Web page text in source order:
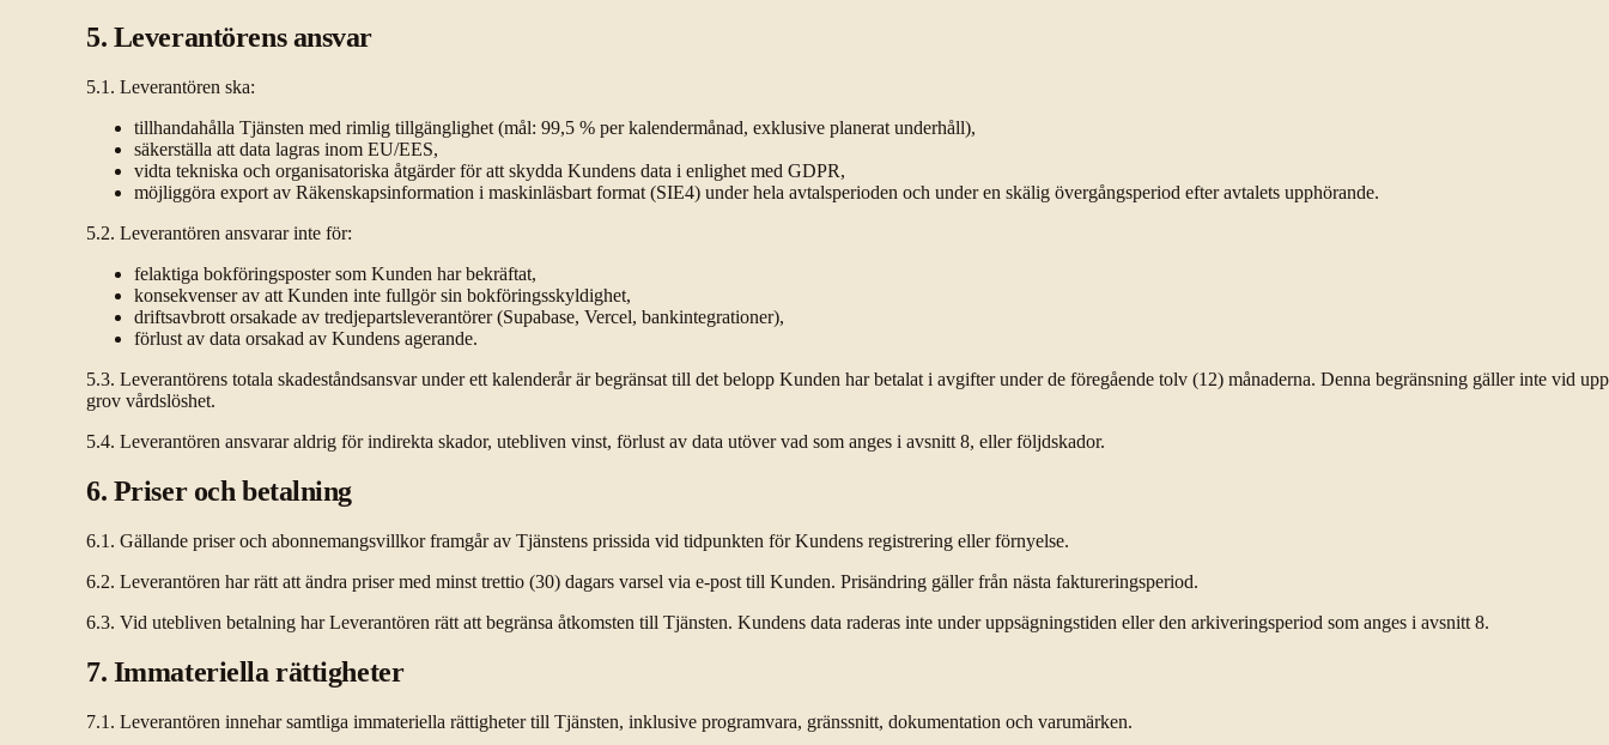
5. Leverantörens ansvar
5.1. Leverantören ska:
tillhandahålla Tjänsten med rimlig tillgänglighet (mål: 99,5 % per kalendermånad, exklusive planerat underhåll),
säkerställa att data lagras inom EU/EES,
vidta tekniska och organisatoriska åtgärder för att skydda Kundens data i enlighet med GDPR,
möjliggöra export av Räkenskapsinformation i maskinläsbart format (SIE4) under hela avtalsperioden och under en skälig övergångsperiod efter avtalets upphörande.
5.2. Leverantören ansvarar inte för:
felaktiga bokföringsposter som Kunden har bekräftat,
konsekvenser av att Kunden inte fullgör sin bokföringsskyldighet,
driftsavbrott orsakade av tredjepartsleverantörer (Supabase, Vercel, bankintegrationer),
förlust av data orsakad av Kundens agerande.
5.3. Leverantörens totala skadeståndsansvar under ett kalenderår är begränsat till det belopp Kunden har betalat i avgifter under de föregående tolv (12) månaderna. Denna begränsning gäller inte vid
grov vårdslöshet.
5.4. Leverantören ansvarar aldrig för indirekta skador, utebliven vinst, förlust av data utöver vad som anges i avsnitt 8, eller följdskador.
6. Priser och betalning
6.1. Gällande priser och abonnemangsvillkor framgår av Tjänstens prissida vid tidpunkten för Kundens registrering eller förnyelse.
6.2. Leverantören har rätt att ändra priser med minst trettio (30) dagars varsel via e-post till Kunden. Prisändring gäller från nästa faktureringsperiod.
6.3. Vid utebliven betalning har Leverantören rätt att begränsa åtkomsten till Tjänsten. Kundens data raderas inte under uppsägningstiden eller den arkiveringsperiod som anges i avsnitt 8.
7. Immateriella rättigheter
7.1. Leverantören innehar samtliga immateriella rättigheter till Tjänsten, inklusive programvara, gränssnitt, dokumentation och varumärken.